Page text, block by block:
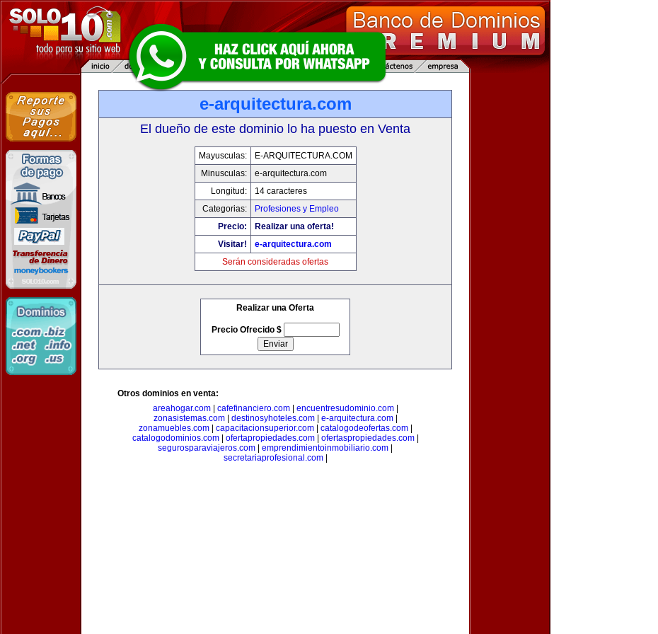
e-arquitectura.com
El dueño de este dominio lo ha puesto en Venta
Mayusculas:
E-ARQUITECTURA.COM
Minusculas:
e-arquitectura.com
Longitud:
14 caracteres
Categorias:
Profesiones y Empleo
Precio:
Realizar una oferta!
Visitar!
e-arquitectura.com
Serán consideradas ofertas
Realizar una Oferta
Precio Ofrecido $
Otros dominios en venta:
areahogar.com| cafefinanciero.com| encuentresudominio.com|
zonasistemas.com| destinosyhoteles.com| e-arquitectura.com|
zonamuebles.com| capacitacionsuperior.com| catalogodeofertas.com|
catalogodominios.com| ofertapropiedades.com| ofertaspropiedades.com|
segurosparaviajeros.com
emprendimientoinmobiliario.com
secretariaprofesional.com|